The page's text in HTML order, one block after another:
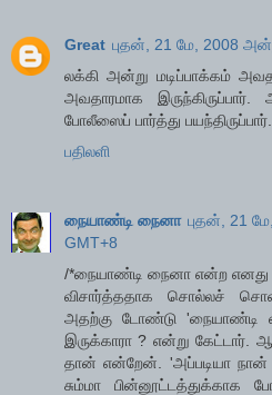
Great புதன், 21 மே, 2008
லக்கி அன்று மடிப்பாக்கம்
அவதாரமாக
போலீஸைப் பார்த்து பயந்திருப்பார்.
பதிலளி
நையாண்டி நைனா புதன், 21
GMT+8
/*நையாண்டி நைனா என்ற எனது
விசார்த்ததாக சொல்லச்
அதற்கு டோண்டு 'நையாண்டி
இருக்காரா ? என்று கேட்டார்.
தான் என்றேன். 'அப்படியா
சும்மா